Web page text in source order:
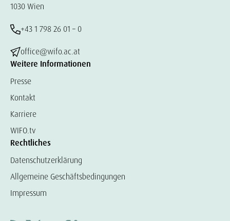
1030 Wien
+43 1 798 26 01 – 0
office@wifo.ac.at
Weitere Informationen
Presse
Kontakt
Karriere
WIFO.tv
Rechtliches
Datenschutzerklärung
Allgemeine Geschäftsbedingungen
Impressum